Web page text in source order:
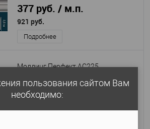
377 руб. / м.п.
921 руб.
Подробнее
Молдинг Перфект AC225
Габариты (ДхШхВ)—2400х13х32 мм
377 руб. / м.п.
пользования сайтом Вам
необходимо: